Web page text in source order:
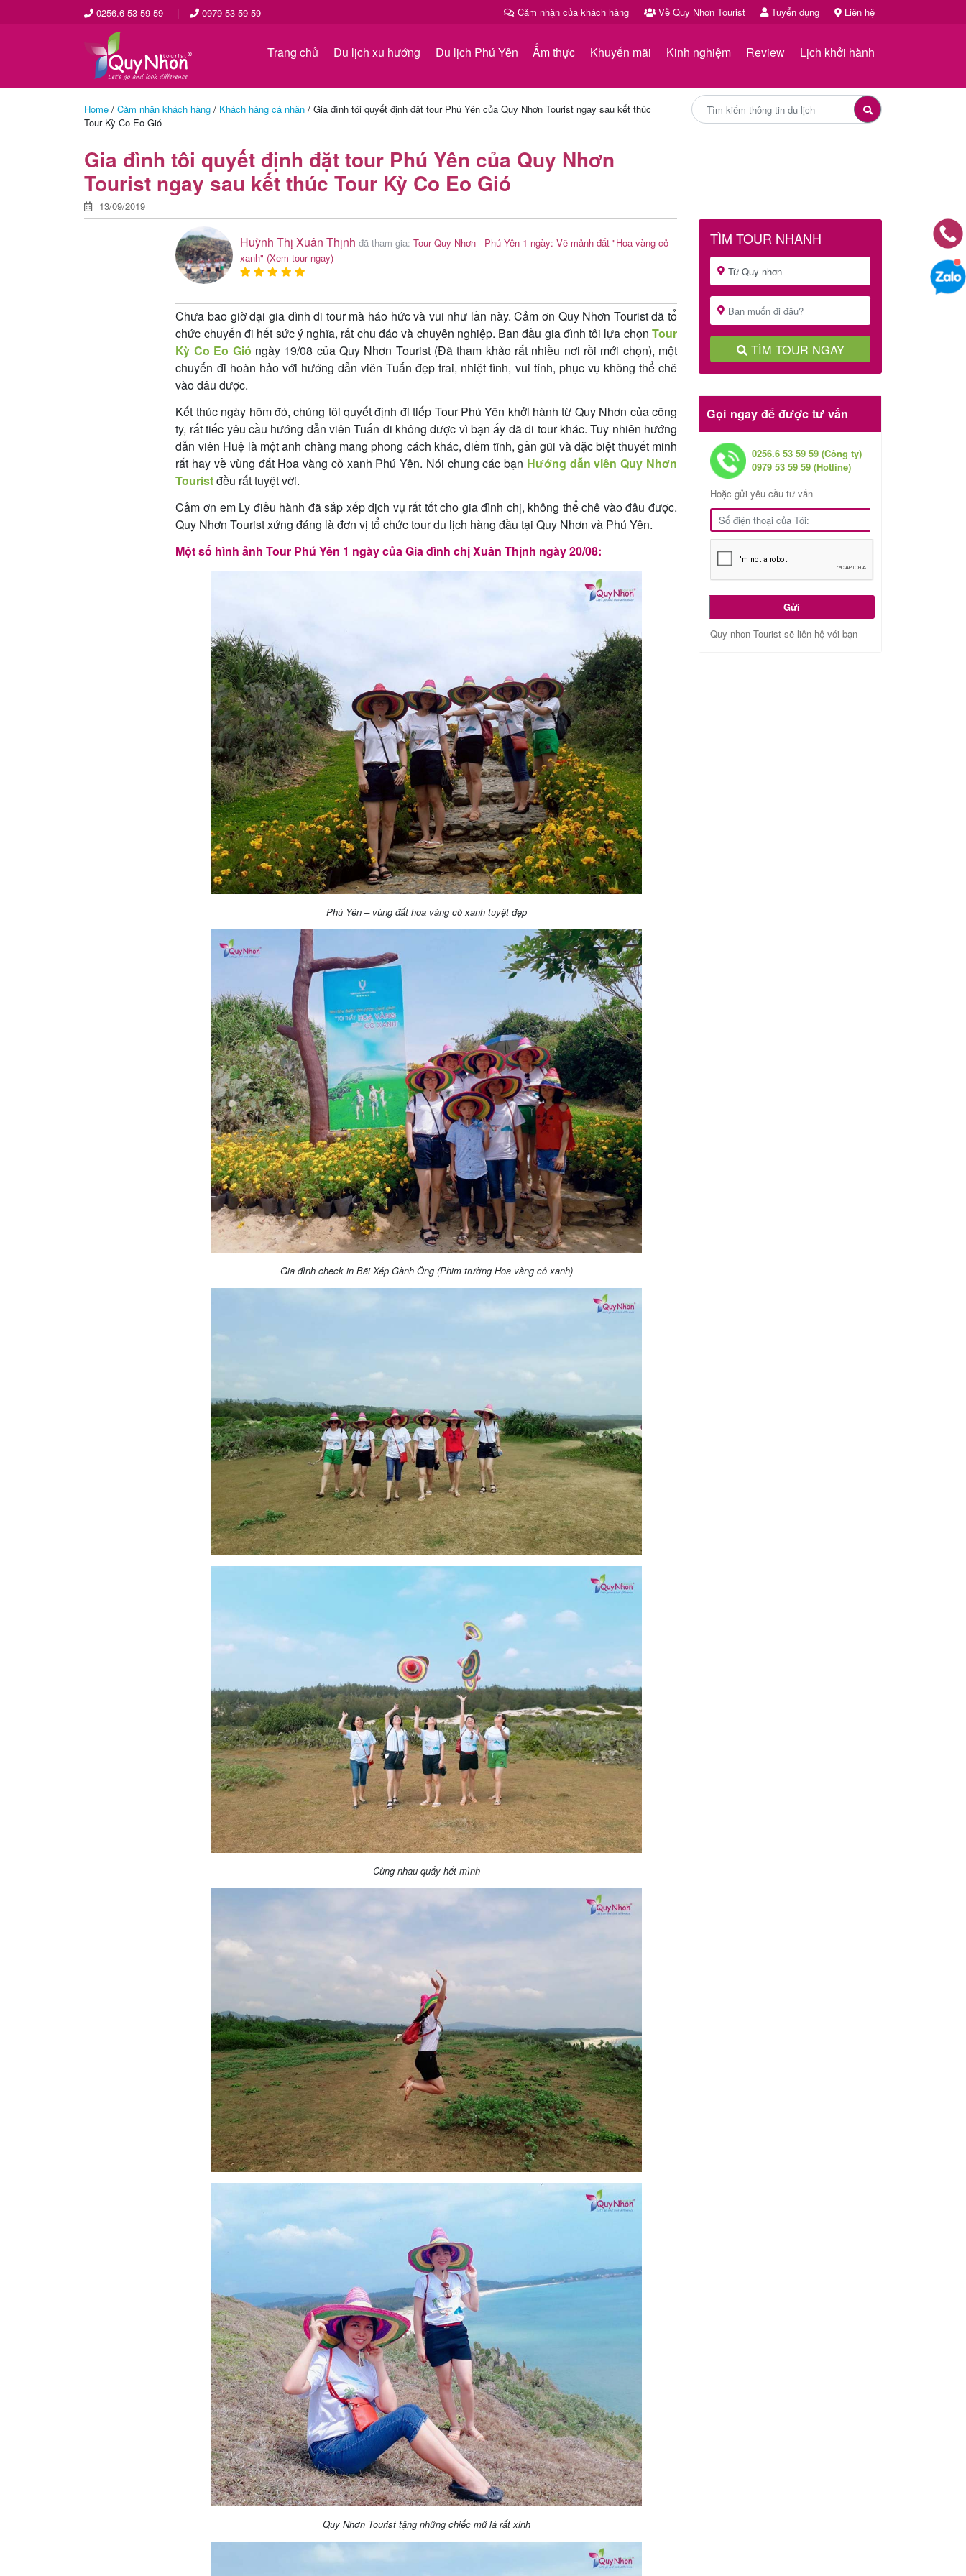
0256.6 53 59 59 | 0979 53 59 59 Cảm nhận của khách hàng Về Quy Nhơn Tourist Tuyển dụng Liên hệ
Trang chủ Du lịch xu hướng Du lịch Phú Yên Ẩm thực Khuyến mãi Kinh nghiệm Review Lịch khởi hành
Home / Cảm nhận khách hàng / Khách hàng cá nhân / Gia đình tôi quyết định đặt tour Phú Yên của Quy Nhơn Tourist ngay sau kết thúc
Tour Kỳ Co Eo Gió
Gia đình tôi quyết định đặt tour Phú Yên của Quy Nhơn
Tourist ngay sau kết thúc Tour Kỳ Co Eo Gió
13/09/2019
Huỳnh Thị Xuân Thịnh đã tham gia:Tour Quy Nhơn - Phú Yên 1 ngày: Về mảnh đất "Hoa vàng cỏ
xanh" (Xem tour ngay)
Chưa bao giờ đại gia đình đi tour mà háo hức và vui như lần này. Cảm ơn Quy Nhơn Tourist đã tổ
chức chuyến đi hết sức ý nghĩa, rất chu đáo và chuyên nghiệp. Ban đầu gia đình tôi lựa chọn Tour
Kỳ Co Eo Gió ngày 19/08 của Quy Nhơn Tourist (Đã tham khảo rất nhiều nơi rồi mới chọn), một
chuyến đi hoàn hảo với hướng dẫn viên Tuấn đẹp trai, nhiệt tình, vui tính, phục vụ không thể chê
vào đâu được.
Kết thúc ngày hôm đó, chúng tôi quyết định đi tiếp Tour Phú Yên khởi hành từ Quy Nhơn của công
ty, rất tiếc yêu cầu hướng dẫn viên Tuấn đi không được vì bạn ấy đã đi tour khác. Tuy nhiên hướng
dẫn viên Huệ là một anh chàng mang phong cách khác, điềm tĩnh, gần gũi và đặc biệt thuyết minh
rất hay về vùng đất Hoa vàng cỏ xanh Phú Yên. Nói chung các bạn Hướng dẫn viên Quy Nhơn
Touristđều rất tuyệt vời.
Cảm ơn em Ly điều hành đã sắp xếp dịch vụ rất tốt cho gia đình chị, không thể chê vào đâu được.
Quy Nhơn Tourist xứng đáng là đơn vị tổ chức tour du lịch hàng đầu tại Quy Nhơn và Phú Yên.
Một số hình ảnh Tour Phú Yên 1 ngày của Gia đình chị Xuân Thịnh ngày 20/08:
Phú Yên – vùng đất hoa vàng cỏ xanh tuyệt đẹp
Gia đình check in Bãi Xép Gành Ông (Phim trường Hoa vàng cỏ xanh)
Cùng nhau quẩy hết mình
Quy Nhơn Tourist tặng những chiếc mũ lá rất xinh
TÌM TOUR NHANH
TÌM TOUR NGAY
Gọi ngay để được tư vấn
0256.6 53 59 59 (Công ty)
0979 53 59 59 (Hotline)
Hoặc gửi yêu cầu tư vấn
Gửi
Quy nhơn Tourist sẽ liên hệ với bạn